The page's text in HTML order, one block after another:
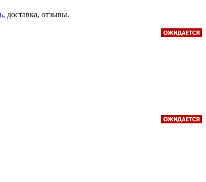
, доставка, отзывы.